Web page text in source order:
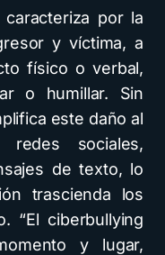
por la
y víctima, a
físico o verbal,
o humillar. Sin
este daño al
redes sociales,
de texto, lo
trascienda los
“El ciberbullying
y lugar,